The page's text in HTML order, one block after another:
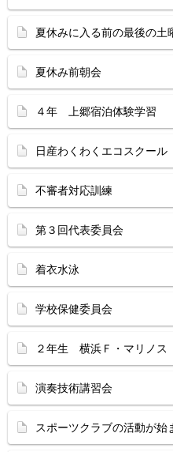
夏休みに入る前の最後の土
夏休み前朝会
４年 上郷宿泊体験学習
日産わくわくエコスクー
不審者対応訓練
第３回代表委員会
着衣水泳
学校保健委員会
２年生 横浜Ｆ・マリノス
演奏技術講習会
スポーツクラブの活動が始